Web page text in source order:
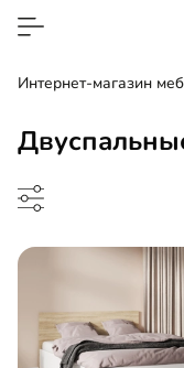
Интернет-магазин